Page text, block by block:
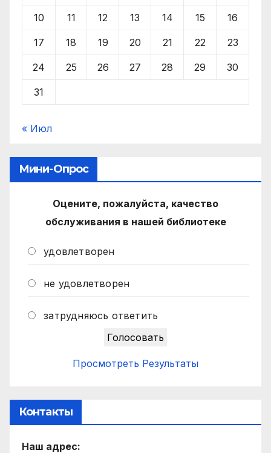
10 11 12 13 14 15 16
17 18 19 20 21 22 23
24 25 26 27 28 29 30
31
« Июл
Мини-Опрос
Оцените, пожалуйста, качество
обслуживания в нашей библиотеке
удовлетворен
не удовлетворен
затрудняюсь ответить
Просмотреть Результаты
Контакты
Наш адрес: